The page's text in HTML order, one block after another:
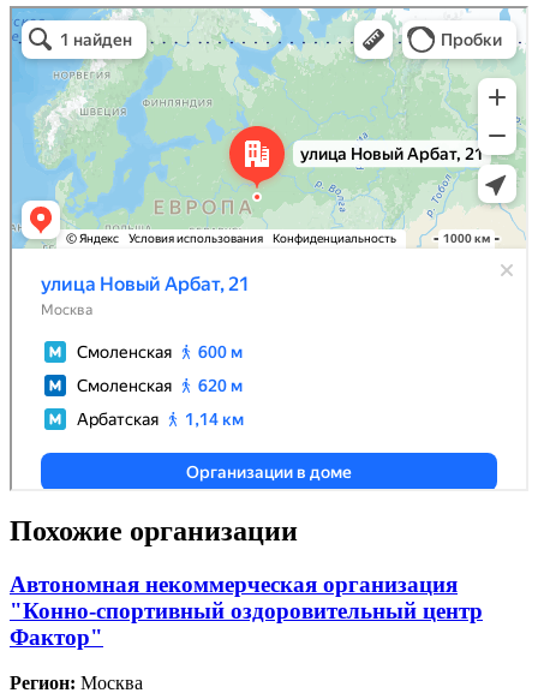
Похожие организации
Автономная некоммерческая организация
"Конно-спортивный оздоровительный центр
Фактор"
Регион: Москва